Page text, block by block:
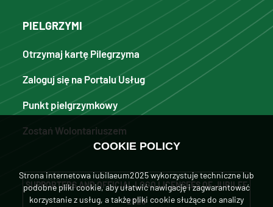
PIELGRZYMI
Otrzymaj kartę Pilegrzyma
Zaloguj się na Portalu Usług
Punkt pielgrzymkowy
Zostań Wolontariuszem
SUPPORTERS AND OFFICIAL LOGO LICENSEES OF JUBILEE
2025
COOKIE POLICY
Strona internetowa iubilaeum2025 wykorzystuje techniczne lub
podobne pliki cookie, aby ułatwić nawigację i zagwarantować
korzystanie z usług, a także pliki cookie służące do analizy